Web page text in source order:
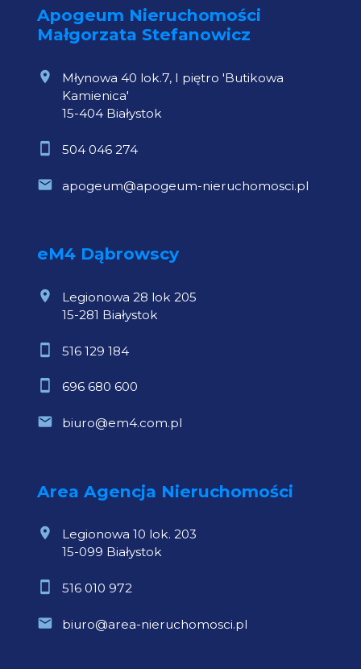
Apogeum Nieruchomości
Małgorzata Stefanowicz
Młynowa 40 lok.7, I piętro 'Butikowa
Kamienica'
15-404 Białystok
504 046 274
apogeum@apogeum-nieruchomosci.pl
eM4 Dąbrowscy
Legionowa 28 lok 205
15-281 Białystok
516 129 184
696 680 600
biuro@em4.com.pl
Area Agencja Nieruchomości
Legionowa 10 lok. 203
15-099 Białystok
516 010 972
biuro@area-nieruchomosci.pl